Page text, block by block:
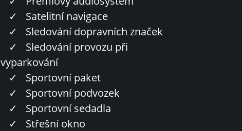
✓
Satelitní navigace
✓
Sledování dopravních značek
✓
Sledování provozu při
vyparkování
✓
Sportovní paket
✓
Sportovní podvozek
✓
Sportovní sedadla
✓
Střešní okno